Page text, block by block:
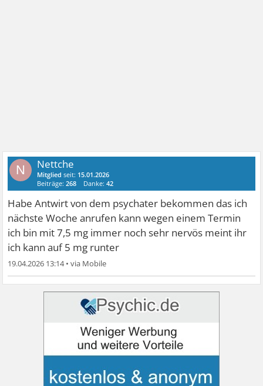
N Nettche
Mitglied seit: 15.01.2026
Beiträge:268 Danke:42
Habe Antwirt von dem psychater bekommen das ich
nächste Woche anrufen kann wegen einem Termin
ich bin mit 7,5 mg immer noch sehr nervös meint ihr
ich kann auf 5 mg runter
19.04.2026 13:14•